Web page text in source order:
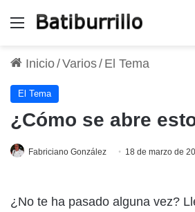
Menú
Inicio/Varios/ El Tema
El Tema
¿Cómo se abre
Fabriciano González 18 de marzo de
¿No te ha pasado alguna vez?